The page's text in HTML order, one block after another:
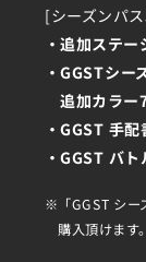
[シーズンパ
追加ステ
GGSTシー
追加カラー
GGST 手配
GGST バト
「GGST シ
購入頂けます